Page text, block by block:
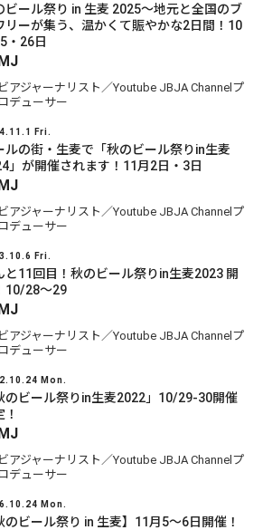
ビール祭り in 生麦 2025～地元と全国のブ
リーが集う、温かくて賑やかな2日間！10
・26日
ビアジャーナリスト／Youtube JBJA Channelプ
デューサー
Fri.
ルの街・生麦で「秋のビール祭りin生麦
」が開催されます！11月2日・3日
ビアジャーナリスト／Youtube JBJA Channelプ
デューサー
Fri.
と11回目！秋のビール祭りin生麦2023 開
10/28～29
ビアジャーナリスト／Youtube JBJA Channelプ
デューサー
Mon.
のビール祭りin生麦2022」10/29-30開催
ビアジャーナリスト／Youtube JBJA Channelプ
デューサー
Mon.
のビール祭り in 生麦】11月5～6日開催！